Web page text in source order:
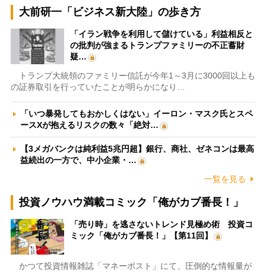
大前研一「ビジネス新大陸」の歩き方
「イラン戦争を利用して儲けている」利益相反と
の批判が強まるトランプファミリーの不正蓄財
疑…
トランプ大統領のファミリー信託が今年1～3月に3000回以上も
の証券取引を行っていたことが明らかになり…
「いつ暴発してもおかしくはない」イーロン・マスク氏とスペ
ースXが抱えるリスクの数々「絶対…
【3メガバンクは純利益5兆円超】銀行、商社、ゼネコンは最高
益続出の一方で、中小企業・…
一覧を見る
投資ノウハウ満載コミック「俺がカブ番長！」
「売り時」を逃さないトレンド見極め術 投資コ
ミック「俺がカブ番長！」【第11回】
かつて投資情報雑誌「マネーポスト」にて、圧倒的な情報量が